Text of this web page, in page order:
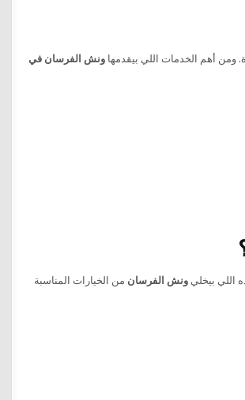
ومن أهم الخدمات اللي بيقدمهاونش الفرسان في
اللي بيخليونش الفرسان من الخيارات المناسبة